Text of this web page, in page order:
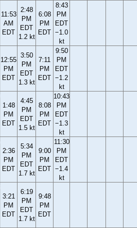
11:53
AM
EDT
2:48
PM
EDT
1.2 kt
6:08
PM
EDT
8:43
PM
EDT
−1.0
kt
12:55
PM
EDT
3:50
PM
EDT
1.3 kt
7:11
PM
EDT
9:50
PM
EDT
−1.2
kt
1:48
PM
EDT
4:45
PM
EDT
1.5 kt
8:08
PM
EDT
10:43
PM
EDT
−1.3
kt
2:36
PM
EDT
5:34
PM
EDT
1.7 kt
9:00
PM
EDT
11:30
PM
EDT
−1.4
kt
3:21
PM
EDT
6:19
PM
EDT
1.7 kt
9:48
PM
EDT